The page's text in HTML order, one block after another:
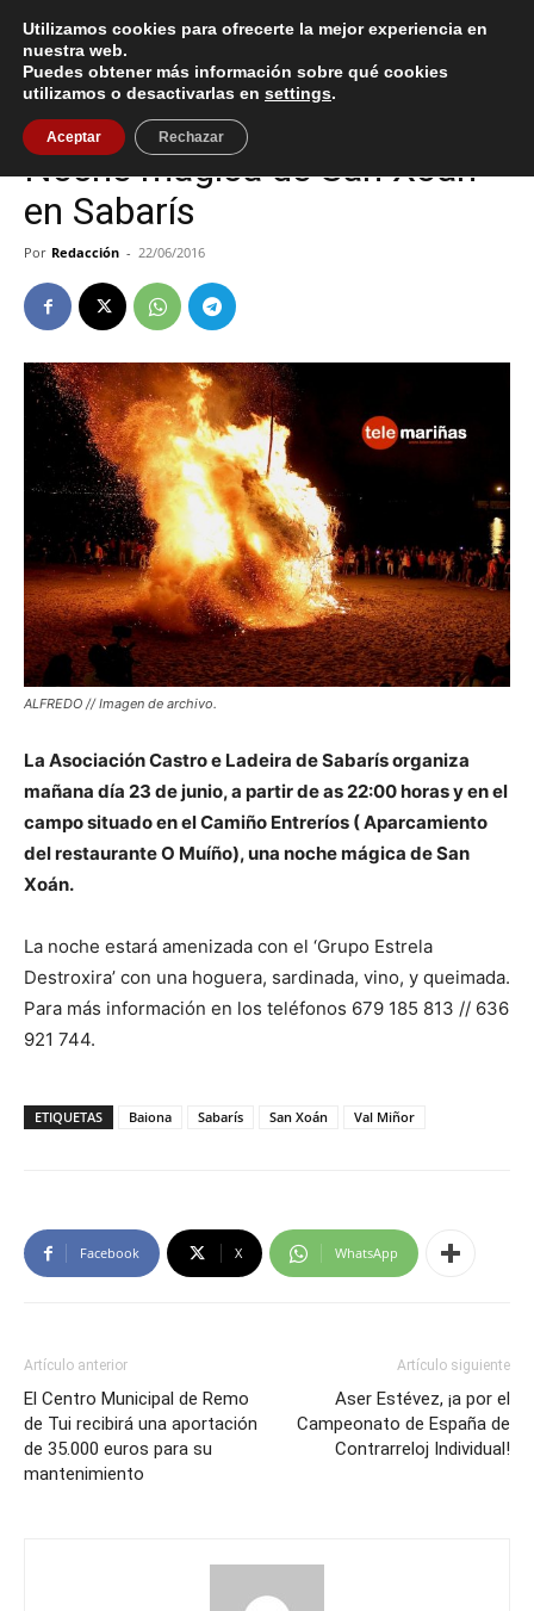
Inicio Baiona
Baiona Cultura / Ocio
Noche mágica de San Xoán
en Sabarís
Por Redacción - 22/06/2016
ALFREDO // Imagen de archivo.
La Asociación Castro e Ladeira de Sabarís organiza
mañana día 23 de junio, a partir de as 22:00 horas y en el
campo situado en el Camiño Entreríos ( Aparcamiento
del restaurante O Muíño), una noche mágica de San
Xoán.
La noche estará amenizada con el ‘Grupo Estrela
Destroxira’ con una hoguera, sardinada, vino, y queimada.
Para más información en los teléfonos 679 185 813 // 636
921 744.
ETIQUETAS Baiona Sabarís San Xoán Val Miñor
Facebook X WhatsApp
Artículo anterior
El Centro Municipal de Remo
de Tui recibirá una aportación
de 35.000 euros para su
mantenimiento
Artículo siguiente
Aser Estévez, ¡a por el
Campeonato de España de
Contrarreloj Individual!
Utilizamos cookies para ofrecerte la mejor experiencia en
nuestra web.
Puedes obtener más información sobre qué cookies
utilizamos o desactivarlas en settings.
Aceptar Rechazar